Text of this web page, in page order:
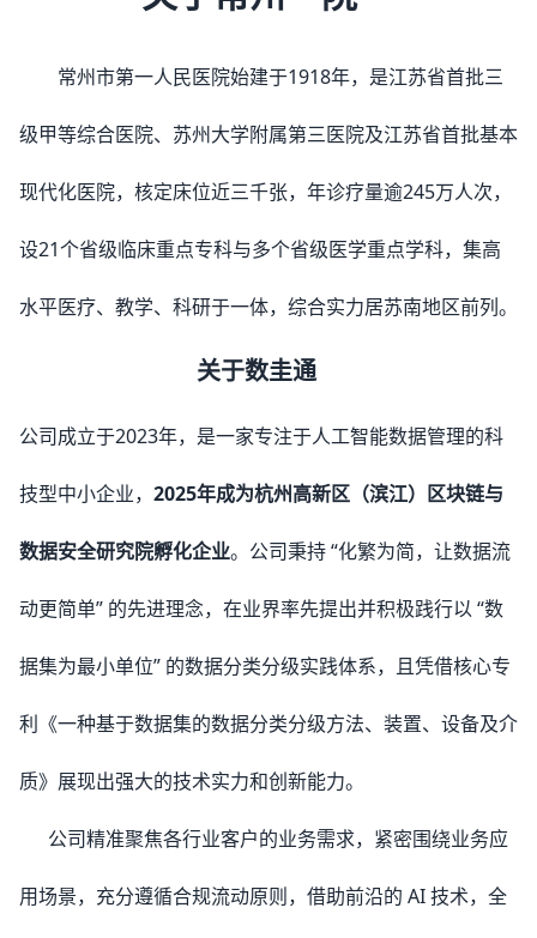
常州市第一人民医院始建于1918年，是江苏省首批三
级甲等综合医院、苏州大学附属第三医院及江苏省首批基本
现代化医院，核定床位近三千张，年诊疗量逾245万人次，
设21个省级临床重点专科与多个省级医学重点学科，集高
水平医疗、教学、科研于一体，综合实力居苏南地区前列。
关于数圭通
公司成立于2023年，是一家专注于人工智能数据管理的科
技型中小企业， 2025年成为杭州高新区（滨江）区块链与
数据安全研究院孵化企业。公司秉持 “化繁为简，让数据流
动更简单” 的先进理念，在业界率先提出并积极践行以 “数
据集为最小单位” 的数据分类分级实践体系，且凭借核心专
利《一种基于数据集的数据分类分级方法、装置、设备及介
质》展现出强大的技术实力和创新能力。
公司精准聚焦各行业客户的业务需求，紧密围绕业务应
用场景，充分遵循合规流动原则，借助前沿的 AI 技术，全